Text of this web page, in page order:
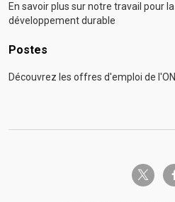
En savoir plus sur notre travail pour
développement durable
Postes
Découvrez les offres d'emploi de
twitter-x